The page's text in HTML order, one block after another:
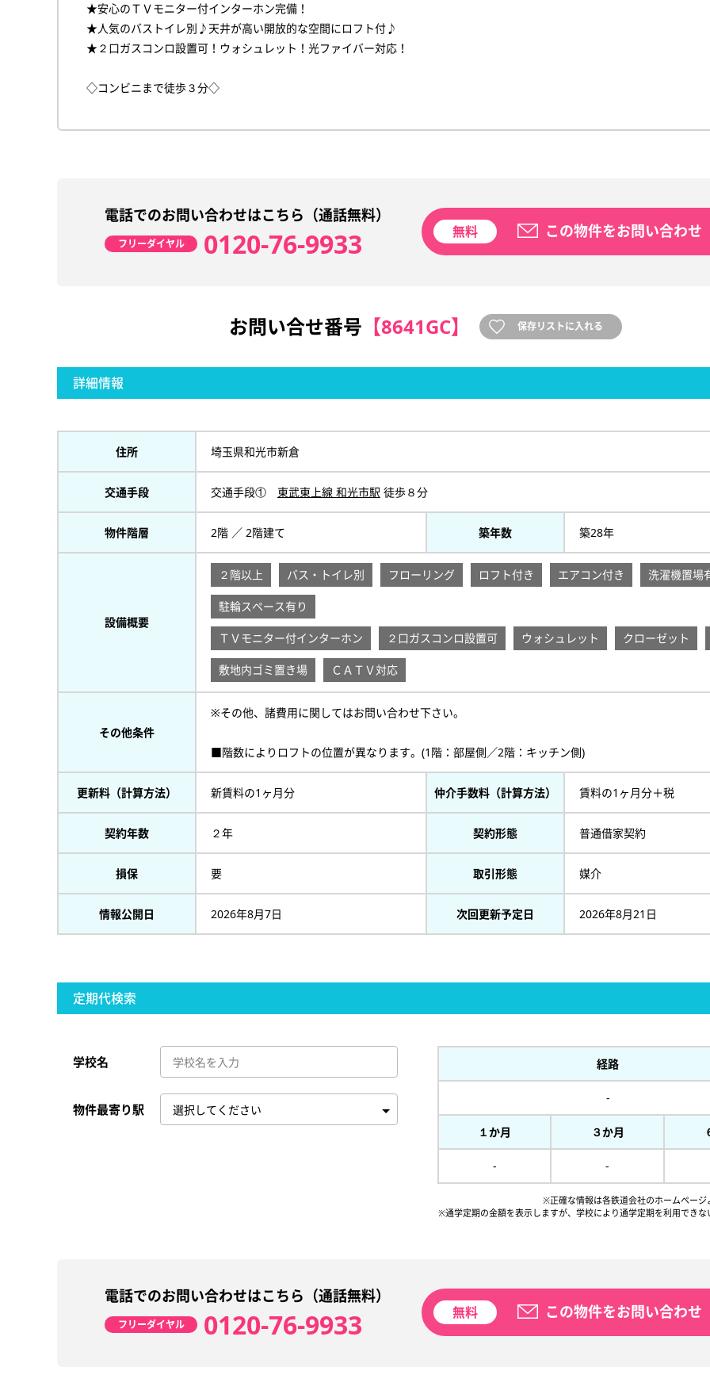
★安心のＴＶモニター付インターホン完備！
★人気のバストイレ別♪天井が高い開放的な空間にロフト付♪
★２口ガスコンロ設置可！ウォシュレット！光ファイバー対応！
◇コンビニまで徒歩３分◇
電話でのお問い合わせはこちら（通話無料）
フリーダイヤル 0120-76-9933 無料 この物件をお問い合わせ
お問い合せ番号 【8641GC】 保存リストに入れる
詳細情報
住所 埼玉県和光市新倉
交通手段 交通手段① 東武東上線 和光市駅 徒歩８分
物件階層 2階 ／ 2階建て 築年数 築28年
設備概要
２階以上 バス・トイレ別 フローリング ロフト付き エアコン付き 洗濯機置場
駐輪スペース有り
ＴＶモニター付インターホン ２口ガスコンロ設置可 ウォシュレット クローゼット
敷地内ゴミ置き場 ＣＡＴＶ対応
その他条件
※その他、諸費用に関してはお問い合わせ下さい。
■階数によりロフトの位置が異なります。(1階：部屋側／2階：キッチン側)
更新料（計算方法） 新賃料の1ヶ月分 仲介手数料（計算方法） 賃料の1ヶ月分＋税
契約年数 ２年 契約形態 普通借家契約
損保 要 取引形態 媒介
情報公開日 2026年8月7日 次回更新予定日 2026年8月21日
定期代検索
学校名
物件最寄り駅
経路
-
１か月 ３か月
- -
※正確な情報は各鉄道会社のホームページ
※通学定期の金額を表示しますが、 学校により通学定期を利用できな
電話でのお問い合わせはこちら（通話無料）
フリーダイヤル 0120-76-9933 無料 この物件をお問い合わせ